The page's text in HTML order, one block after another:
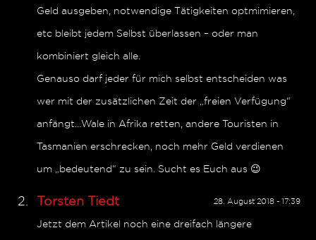
Geld ausgeben, notwendige Tätigkeiten optmimieren,
etc bleibt jedem Selbst überlassen – oder man
kombiniert gleich alle.
Genauso darf jeder für mich selbst entscheiden was
wer mit der zusätzlichen Zeit der „freien Verfügung“
anfängt…Wale in Afrika retten, andere Touristen in
Tasmanien erschrecken, noch mehr Geld verdienen
um „bedeutend“ zu sein. Sucht es Euch aus 😉
28. August 2018 - 17:39
Torsten Tiedt
Jetzt dem Artikel noch eine dreifach längere